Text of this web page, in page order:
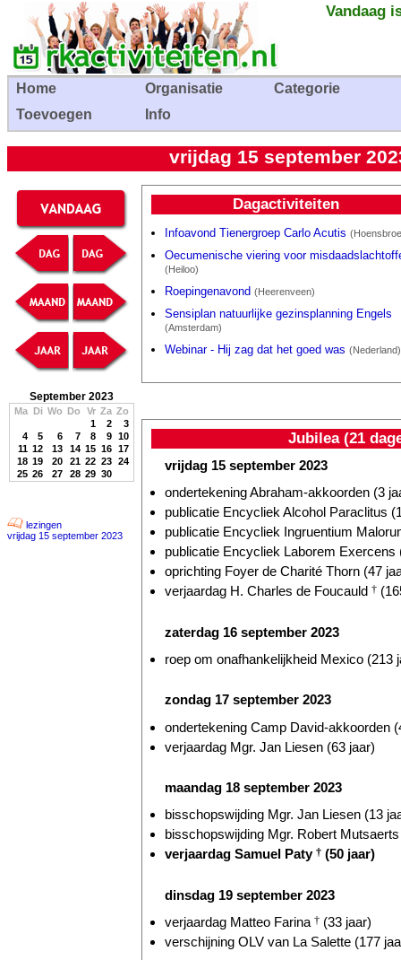
Vandaag
Home Organisatie
Categorie
Toevoegen
Info
vrijdag 15 september
September 2023
Ma Di Wo Do Vr Za Zo
1
2
3
4
5 6 7 8 9 10
11 12 13 14 15 16 17
18 19 20 21 22 23 24
25 26 27 28 29 30
lezingen
vrijdag 15 september 2023
Dagactiviteiten
Infoavond Tienergroep Carlo Acutis
Oecumenische viering voor
(Heiloo)
Roepingenavond (Heerenveen)
Sensiplan natuurlijke gezinsplanning Engels
(Amsterdam)
Webinar - Hij zag dat het goed was (Nederland)
Jubilea (21
vrijdag 15 september 2023
ondertekening Abraham-akkoorden (3
publicatie Encycliek Alcohol Paraclitus
publicatie Encycliek Ingruentium
publicatie Encycliek Laborem Exercens
oprichting Foyer de Charité Thorn (47
verjaardag H. Charles de Foucauld †
zaterdag 16 september 2023
roep om onafhankelijkheid Mexico (213
zondag 17 september 2023
ondertekening Camp David-akkoorden
verjaardag Mgr. Jan Liesen (63 jaar)
maandag 18 september 2023
bisschopswijding Mgr. Jan Liesen (13
bisschopswijding Mgr. Robert
verjaardag Samuel Paty † (50 jaar)
dinsdag 19 september 2023
verjaardag Matteo Farina † (33 jaar)
verschijning OLV van La Salette (177